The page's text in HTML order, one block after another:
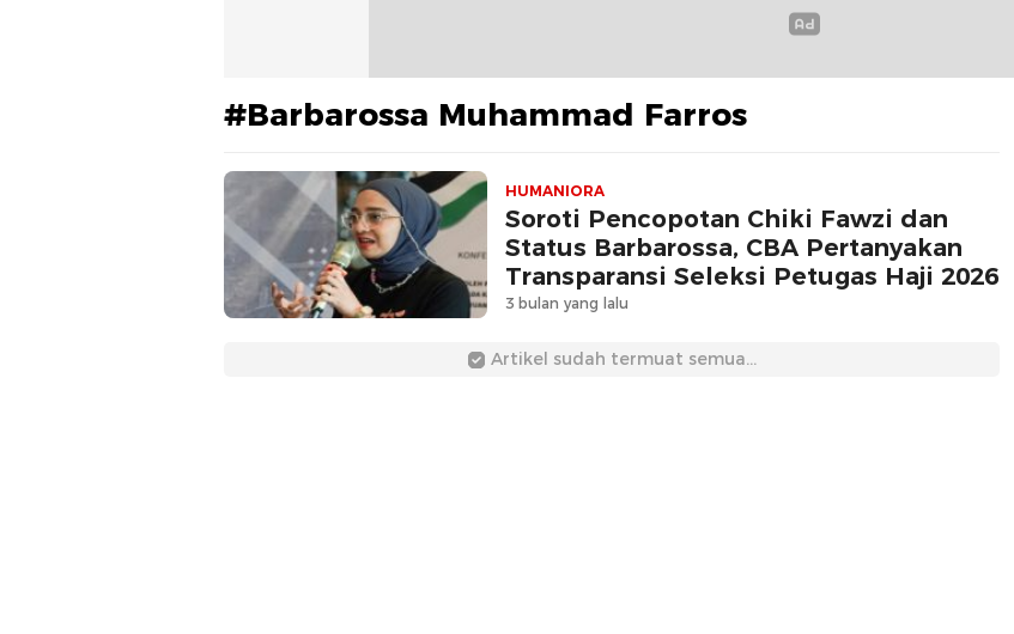
#Barbarossa Muhammad Farros
HUMANIORA
Soroti Pencopotan Chiki Fawzi dan
Status Barbarossa, CBA Pertanyakan
Transparansi Seleksi Petugas Haji 2026
3 bulan yang lalu
Artikel sudah termuat semua...